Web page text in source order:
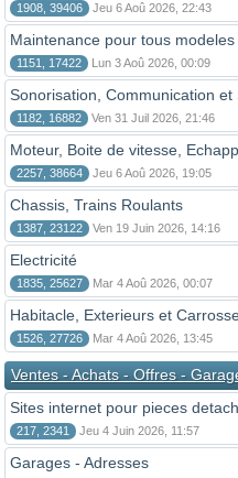
1908, 39406 Jeu 6 Aoû 2026, 22:43
Maintenance pour tous modeles
1151, 17422 Lun 3 Aoû 2026, 00:09
Sonorisation, Communication et
1182, 16882 Ven 31 Juil 2026, 21:46
Moteur, Boite de vitesse,
2257, 38664 Jeu 6 Aoû 2026, 19:05
Chassis, Trains Roulants
1387, 23122 Ven 19 Juin 2026, 14:16
Electricité
1835, 25627 Mar 4 Aoû 2026, 00:07
Habitacle, Exterieurs et
1526, 27726 Mar 4 Aoû 2026, 13:45
Ventes - Achats - Offres -
Sites internet pour pieces
217, 2341 Jeu 4 Juin 2026, 11:57
Garages - Adresses